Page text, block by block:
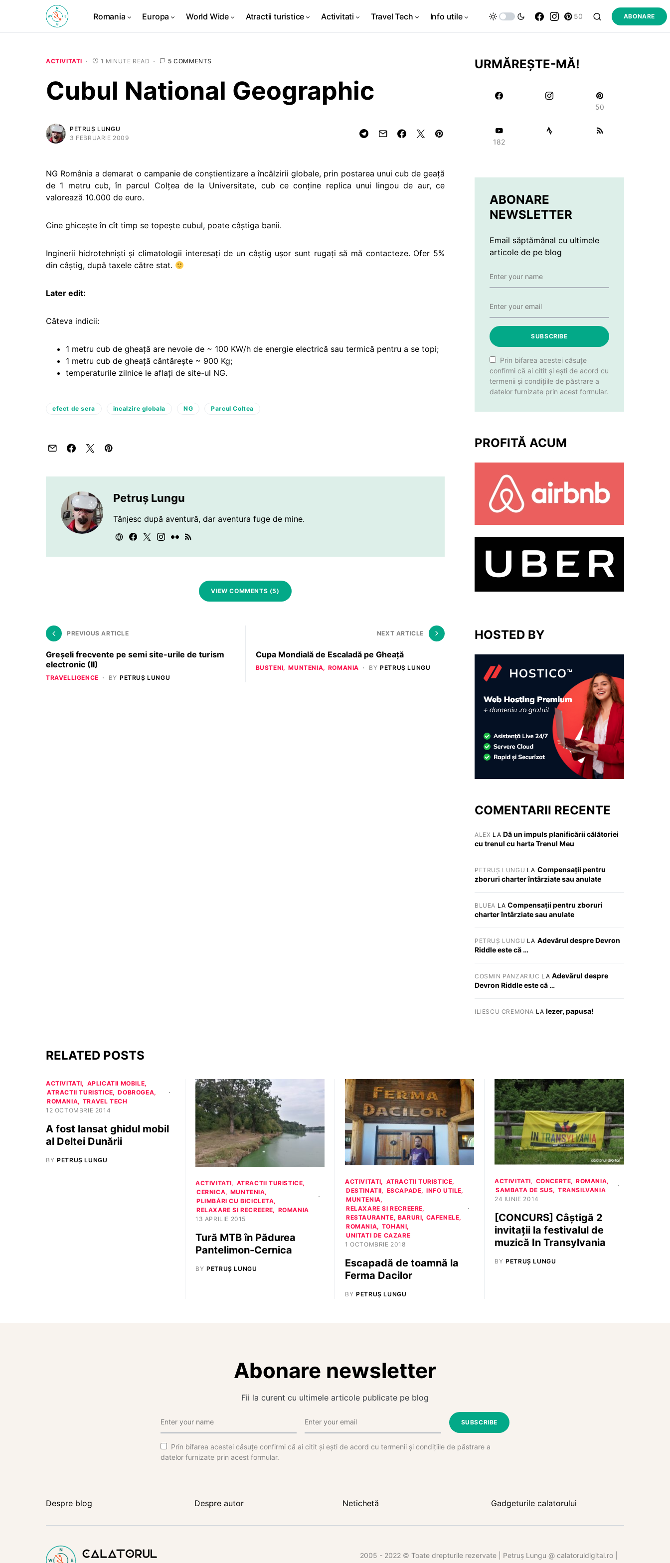
Romania Europa World Wide Atractii turistice Activitati Travel Tech Info utile 50 ABONARE
ACTIVITATI 1 MINUTE READ 5 COMMENTS
Cubul National Geographic
PETRUȘ LUNGU
3 FEBRUARIE 2009
NG România a demarat o campanie de conştientizare a încălzirii globale, prin postarea unui cub de geaţă
de 1 metru cub, în parcul Colţea de la Universitate, cub ce conţine replica unui lingou de aur, ce
valorează 10.000 de euro.
Cine ghiceşte în cît timp se topeşte cubul, poate câştiga banii.
Inginerii hidrotehnişti şi climatologii interesaţi de un câştig uşor sunt rugaţi să mă contacteze. Ofer 5%
din câştig, după taxele către stat.
Later edit:
Câteva indicii:
1 metru cub de gheaţă are nevoie de ~ 100 KW/h de energie electrică sau termică pentru a se topi;
1 metru cub de gheaţă cântăreşte ~ 900 Kg;
temperaturile zilnice le aflaţi de site-ul NG.
efect de sera incalzire globala NG Parcul Coltea
Petruș Lungu
Tânjesc după aventură, dar aventura fuge de mine.
VIEW COMMENTS (5)
PREVIOUS ARTICLE
Greşeli frecvente pe semi site-urile de turism
electronic (II)
TRAVELLIGENCE BY PETRUȘ LUNGU
NEXT ARTICLE
Cupa Mondială de Escaladă pe Gheaţă
BUSTENI MUNTENIA ROMANIA BY PETRUȘ LUNGU
URMĂREȘTE-MĂ!
50
182
ABONARE
NEWSLETTER
Email săptămânal cu ultimele
articole de pe blog
SUBSCRIBE
Prin bifarea acestei căsuțe
confirmi că ai citit și ești de acord cu
termenii și condițiile de păstrare a
datelor furnizate prin acest formular.
PROFITĂ ACUM
HOSTED BY
COMENTARII RECENTE
ALEX LA Dă un impuls planificării călătoriei
cu trenul cu harta Trenul Meu
PETRUȘ LUNGU LA Compensații pentru
zboruri charter întârziate sau anulate
BLUEA LACompensații pentru zboruri
charter întârziate sau anulate
PETRUȘ LUNGU LA Adevărul despre Devron
Riddle este că …
COSMIN PANZARIUC LA Adevărul despre
Devron Riddle este că …
ILIESCU CREMONA LA Iezer, papusa!
RELATED POSTS
ACTIVITATI
APLICATII MOBILE
ATRACTII TURISTICE
DOBROGEA
ROMANIA
TRAVEL TECH
12 OCTOMBRIE 2014
A fost lansat ghidul mobil
al Deltei Dunării
BY PETRUȘ LUNGU
ACTIVITATI
ATRACTII TURISTICE
CERNICA
MUNTENIA
PLIMBĂRI CU BICICLETA
RELAXARE SI RECREERE
ROMANIA
13 APRILIE 2015
Tură MTB în Pădurea
Pantelimon-Cernica
BY PETRUȘ LUNGU
ACTIVITATI
ATRACTII TURISTICE
DESTINATII
ESCAPADE
INFO UTILE
MUNTENIA
RELAXARE SI RECREERE
RESTAURANTE, BARURI, CAFENELE
ROMANIA
TOHANI
UNITATI DE CAZARE
1 OCTOMBRIE 2018
Escapadă de toamnă la
Ferma Dacilor
BY PETRUȘ LUNGU
ACTIVITATI CONCERTE
ROMANIA
SAMBATA DE SUS
TRANSILVANIA
24 IUNIE 2014
[CONCURS] Câștigă 2
invitații la festivalul de
muzică In Transylvania
BY PETRUȘ LUNGU
Abonare newsletter
Fii la curent cu ultimele articole publicate pe blog
SUBSCRIBE
Prin bifarea acestei căsuțe confirmi că ai citit și ești de acord cu termenii și condițiile de păstrare a
datelor furnizate prin acest formular.
Despre blog Despre autor Netichetă Gadgeturile calatorului
2005 - 2022 © Toate drepturile rezervate | Petruș Lungu @ calatoruldigital.ro |